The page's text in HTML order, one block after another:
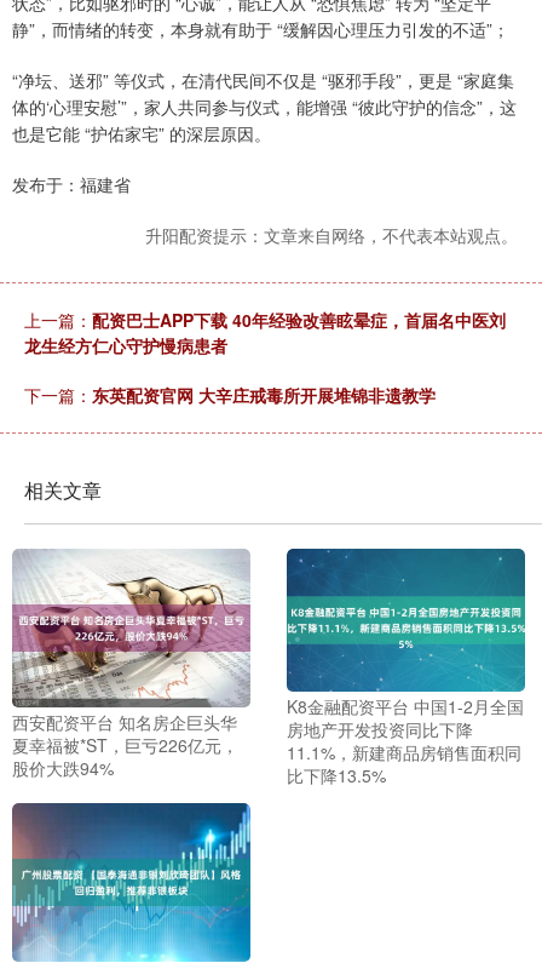
静”，而情绪的转变，本身就有助于 “缓解因心理压力引发的不适”；
“净坛、送邪” 等仪式，在清代民间不仅是 “驱邪手段”，更是 “家庭集
体的‘心理安慰’”，家人共同参与仪式，能增强 “彼此守护的信念”，这
也是它能 “护佑家宅” 的深层原因。
发布于：福建省
升阳配资提示：文章来自网络，不代表本站观点。
上一篇： 配资巴士APP下载 40年经验改善眩晕症，首届名中医刘
龙生经方仁心守护慢病患者
下一篇： 东英配资官网 大辛庄戒毒所开展堆锦非遗教学
相关文章
西安配资平台 知名房企巨头华
夏幸福被*ST，巨亏226亿元，
股价大跌94%
K8金融配资平台 中国1-2月全国
房地产开发投资同比下降
11.1%，新建商品房销售面积同
比下降13.5%